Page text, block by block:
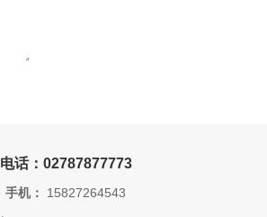
电话：02787877773
手机： 15827264543